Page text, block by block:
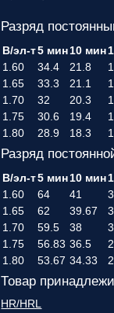
Разряд
В/эл-т5 мин10 мин
1.60
34.4 21.8
1.65
33.3 21.1
1.70
32 20.3
1.75
30.6 19.4
1.80
28.9 18.3
Разряд
В/эл-т5 мин10 мин
1.60
64 41
1.65
62 39.67
1.70
59.5 38
1.75
56.83 36.5
1.80
53.67 34.33
Товар
HR/HRL